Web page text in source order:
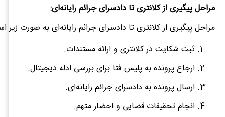
مراحل پیگیری از کلانتری تا دادسرای جرائم رایانه‌ای:
مراحل پیگیری از کلانتری تا دادسرای جرائم رایانه‌ای به صورت زیر
ثبت شکایت در کلانتری و ارائه مستندات.
ارجاع پرونده به پلیس فتا برای بررسی ادله دیجیتال.
ارسال پرونده به دادسرای جرائم رایانه‌ای.
انجام تحقیقات قضایی و احضار متهم.